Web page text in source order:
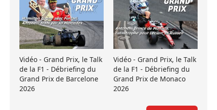
Vidéo - Grand Prix, le Talk
de la F1 - Débriefing du
Grand Prix de Barcelone
2026
Vidéo - Grand Prix, le Talk
de la F1 - Débriefing du
Grand Prix de Monaco
2026